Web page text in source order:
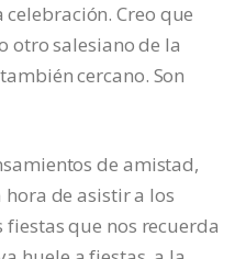
Creo que
otro salesiano de la
cercano. Son
de amistad,
de asistir a los
que nos recuerda